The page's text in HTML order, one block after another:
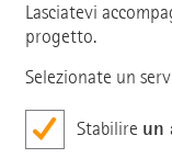
Lasciatevi
progetto.
Selezionate un
Stabilire un